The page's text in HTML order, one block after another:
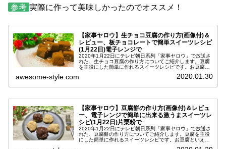
参考 実際に作って美味しかったのでオススメ！
【家事ヤロウ】生チョコ豆腐の作り方(画像付)＆
レビュー、板チョコレートで簡単スイーツレシピ
(1月22日)電子レンジで
2020年1月22日にテレビ朝日系列「家事ヤロウ」で放送さ
れた、生チョコ豆腐の作り方についてご紹介します。豆腐
を主役にした簡単に作れるスイーツレシピです。お豆腐と
awesome-style.com 2020.01.30
【家事ヤロウ】豆腐餅の作り方(画像付)＆レビュ
ー、電子レンジで簡単に出来る激うまスイーツレ
シピ(1月22日)片栗粉で
2020年1月22日にテレビ朝日系列「家事ヤロウ」で放送さ
れた、豆腐餅の作り方についてご紹介します。豆腐を主役
にした簡単に作れるスイーツレシピです。お豆腐といえば